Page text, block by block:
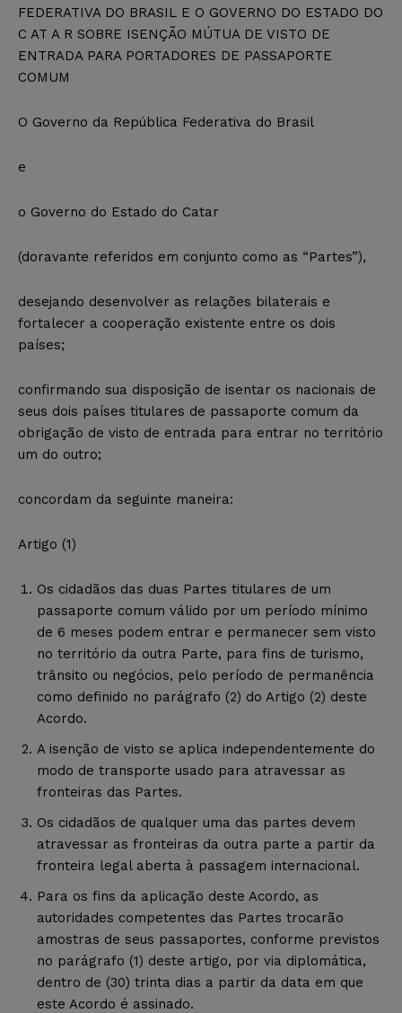
FEDERATIVA DO BRASIL E O GOVERNO DO ESTADO DO
C AT A R SOBRE ISENÇÃO MÚTUA DE VISTO DE
ENTRADA PARA PORTADORES DE PASSAPORTE
COMUM
O Governo da República Federativa do Brasil
e
o Governo do Estado do Catar
(doravante referidos em conjunto como as “Partes”),
desejando desenvolver as relações bilaterais e
fortalecer a cooperação existente entre os dois
países;
confirmando sua disposição de isentar os nacionais de
seus dois países titulares de passaporte comum da
obrigação de visto de entrada para entrar no território
um do outro;
concordam da seguinte maneira:
Artigo (1)
Os cidadãos das duas Partes titulares de um
passaporte comum válido por um período mínimo
de 6 meses podem entrar e permanecer sem visto
no território da outra Parte, para fins de turismo,
trânsito ou negócios, pelo período de permanência
como definido no parágrafo (2) do Artigo (2) deste
Acordo.
A isenção de visto se aplica independentemente do
modo de transporte usado para atravessar as
fronteiras das Partes.
Os cidadãos de qualquer uma das partes devem
atravessar as fronteiras da outra parte a partir da
fronteira legal aberta à passagem internacional.
Para os fins da aplicação deste Acordo, as
autoridades competentes das Partes trocarão
amostras de seus passaportes, conforme previstos
no parágrafo (1) deste artigo, por via diplomática,
dentro de (30) trinta dias a partir da data em que
este Acordo é assinado.